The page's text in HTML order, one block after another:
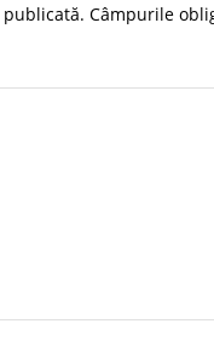
Câmpurile